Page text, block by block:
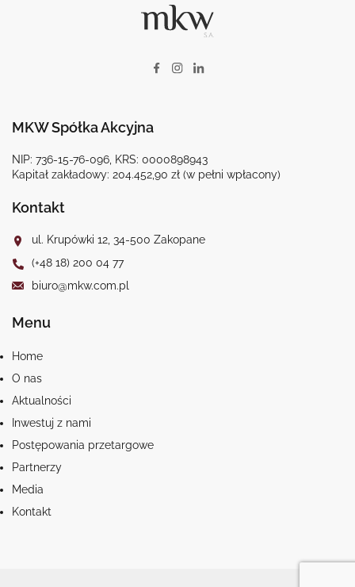
MKW Spółka Akcyjna
NIP: 736-15-76-096, KRS: 0000898943
Kapitał zakładowy: 204.452,90 zł (w pełni wpłacony)
Kontakt
ul. Krupówki 12, 34-500 Zakopane
(+48 18) 200 04 77
biuro@mkw.com.pl
Menu
Home
O nas
Aktualności
Inwestuj z nami
Postępowania przetargowe
Partnerzy
Media
Kontakt